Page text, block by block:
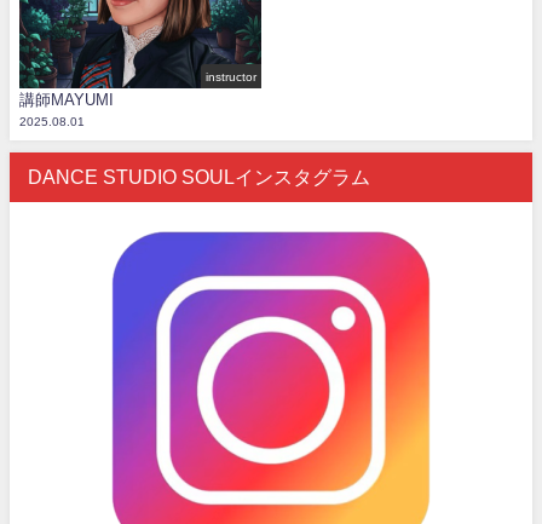
instructor
講師MAYUMI
2025.08.01
DANCE STUDIO SOULインスタグラム